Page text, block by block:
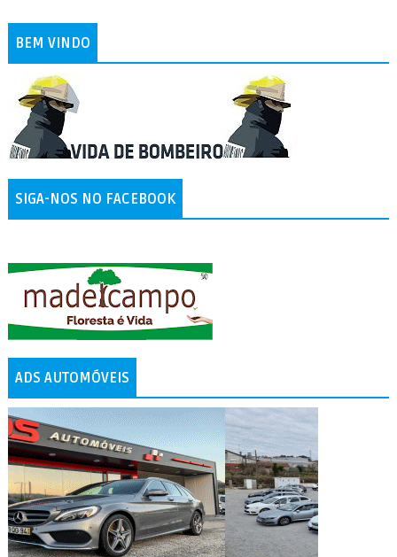
BEM VINDO
SIGA-NOS NO FACEBOOK
ADS AUTOMÓVEIS